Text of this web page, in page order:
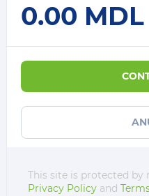
0.00 MDL
This site is protected by
Privacy Policy and